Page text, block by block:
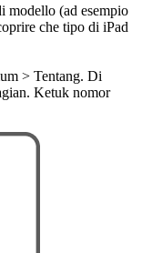
modello (ad esempio
che tipo di iPad
> Tentang. Di
Ketuk nomor